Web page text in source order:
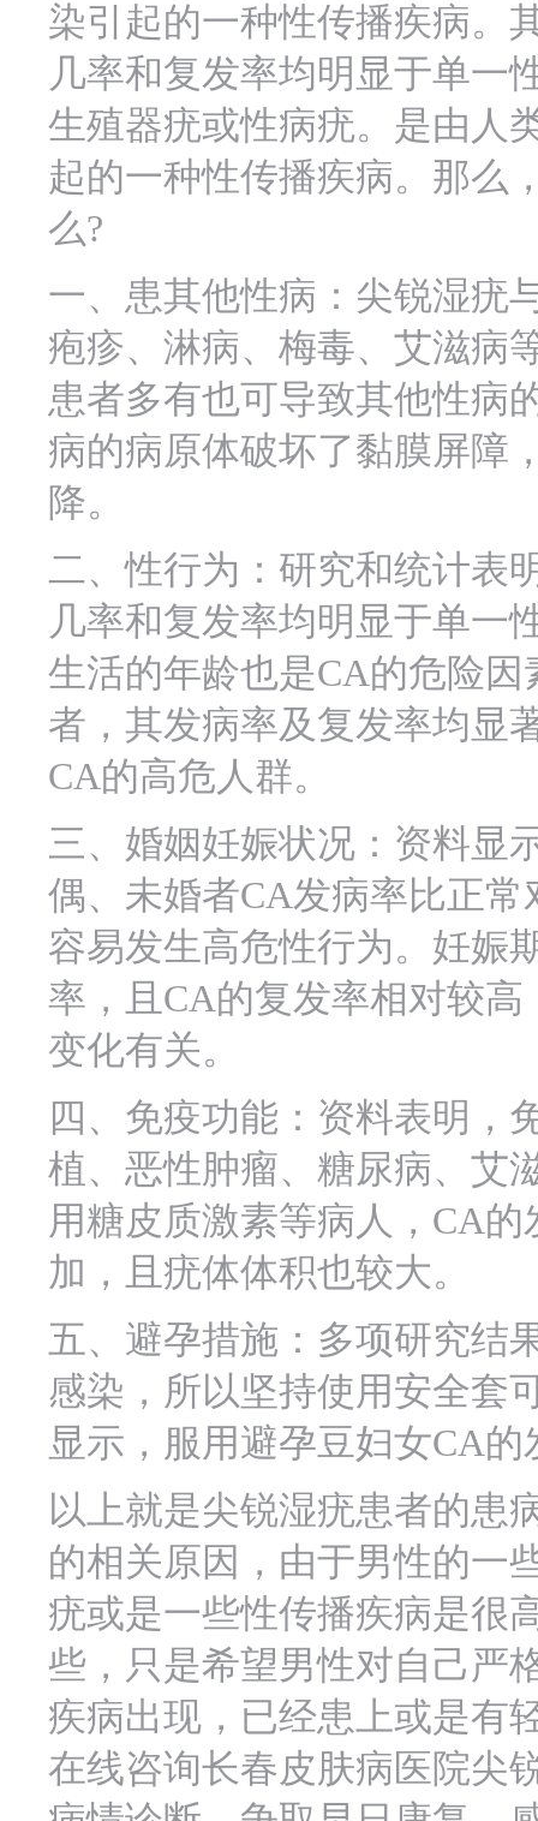
染引起的一种性传播疾病。
几率和复发率均明显于单一
生殖器疣或性病疣。是由人
起的一种性传播疾病。那么
么?
一、患其他性病：尖锐湿疣
疱疹、淋病、梅毒、艾滋病
患者多有也可导致其他性病
病的病原体破坏了黏膜屏障
降。
二、性行为：研究和统计表
几率和复发率均明显于单一
生活的年龄也是CA的危险
者，其发病率及复发率均显
CA的高危人群。
三、婚姻妊娠状况：资料显
偶、未婚者CA发病率比正
容易发生高危性行为。妊娠
率，且CA的复发率相对较
变化有关。
四、免疫功能：资料表明，
植、恶性肿瘤、糖尿病、艾
用糖皮质激素等病人，CA
加，且疣体体积也较大。
五、避孕措施：多项研究结
感染，所以坚持使用安全套
显示，服用避孕豆妇女CA
以上就是尖锐湿疣患者的患
的相关原因，由于男性的一
疣或是一些性传播疾病是很
些，只是希望男性对自己严
疾病出现，已经患上或是有
在线咨询长春皮肤病医院尖